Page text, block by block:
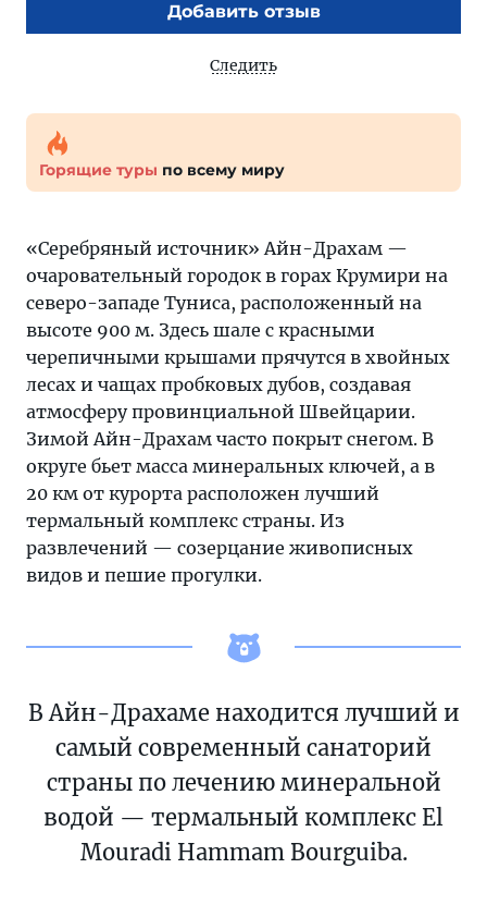
Добавить отзыв
Следить
Горящие туры по всему миру
«Серебряный источник» Айн-Драхам —
очаровательный городок в горах Крумири на
северо-западе Туниса, расположенный на
высоте 900 м. Здесь шале с красными
черепичными крышами прячутся в хвойных
лесах и чащах пробковых дубов, создавая
атмосферу провинциальной Швейцарии.
Зимой Айн-Драхам часто покрыт снегом. В
округе бьет масса минеральных ключей, а в
20 км от курорта расположен лучший
термальный комплекс страны. Из
развлечений — созерцание живописных
видов и пешие прогулки.
В Айн-Драхаме находится лучший и
самый современный санаторий
страны по лечению минеральной
водой — термальный комплекс El
Mouradi Hammam Bourguiba.